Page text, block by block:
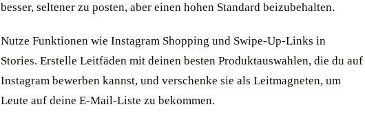
besser, seltener zu posten, aber einen hohen Standard beizubehalten.
Nutze Funktionen wie Instagram Shopping und Swipe-Up-Links in
Stories. Erstelle Leitfäden mit deinen besten Produktauswahlen, die du auf
Instagram bewerben kannst, und verschenke sie als Leitmagneten, um
Leute auf deine E-Mail-Liste zu bekommen.